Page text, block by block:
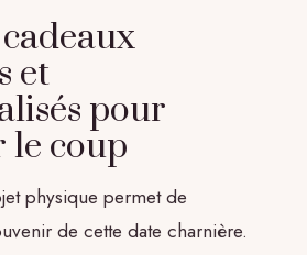
et
pour
le coup
physique permet de
de cette date charnière.